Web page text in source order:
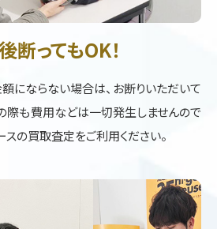
断ってもOK！
にならない場合は、お断りいただいて
際も費用などは一切発生しませんので
スの買取査定をご利用ください。